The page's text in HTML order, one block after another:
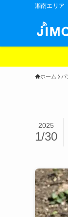
湘南エリア
ホーム パ
2025
1/30